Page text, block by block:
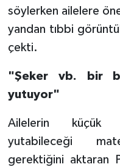
söylerken ailelere
yandan tıbbi
çekti.
"Şeker vb. bir
yutuyor"
Ailelerin küçük
yutabileceği
gerektiğini aktaran